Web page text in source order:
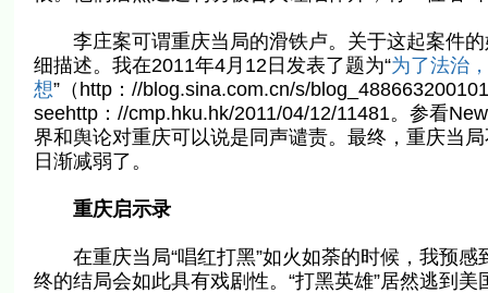
李庄案可谓重庆当局的滑铁卢。关于这起案件的
细描述。我在2011年4月12日发表了题为“为了法治
想”（http：//blog.sina.com.cn/s/
seehttp：//cmp.hku.hk/2011/04/12/11481。参看
界和舆论对重庆可以说是同声谴责。最终，重庆当
日渐减弱了。
重庆启示录
在重庆当局“唱红打黑”如火如荼的时候，我预感
终的结局会如此具有戏剧性。“打黑英雄”居然逃到